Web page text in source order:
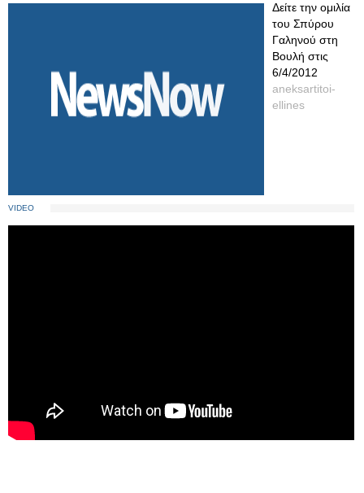
Δείτε την ομιλία
του Σπύρου
Γαληνού στη
Βουλή στις
6/4/2012
aneksartitoi-
ellines
VIDEO